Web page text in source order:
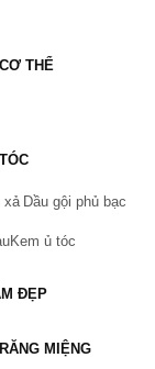
lợi:
dán tem bảo
5 ngày nếu có
trong quá trình
online nhiều
theo sự kiện
THỂ
xả Dầu gội phủ bạc
Kem ủ tóc
ĐẸP
MIỆNG